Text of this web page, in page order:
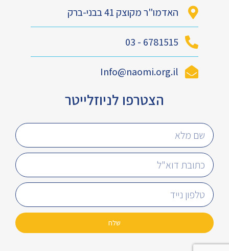
האדמו"ר מקוצק 41 בבני-ברק
6781515 - 03
Info@naomi.org.il
הצטרפו לניוזלייטר
שלח